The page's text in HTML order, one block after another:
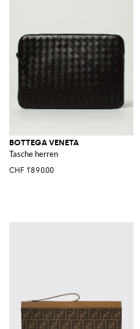
BOTTEGA VENETA
Tasche herren
CHF 1'890.00